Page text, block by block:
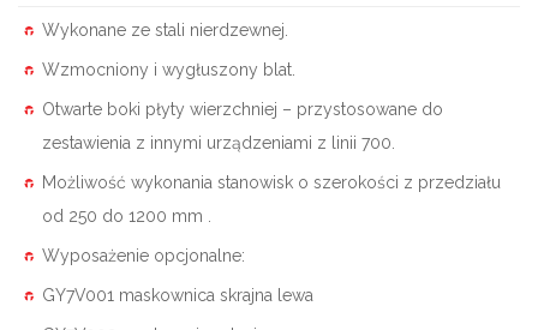
Wykonane ze stali nierdzewnej.
Wzmocniony i wygłuszony blat.
Otwarte boki płyty wierzchniej – przystosowane do
zestawienia z innymi urządzeniami z linii 700.
Możliwość wykonania stanowisk o szerokości z przedziału
od 250 do 1200 mm .
Wyposażenie opcjonalne:
GY7V001 maskownica skrajna lewa